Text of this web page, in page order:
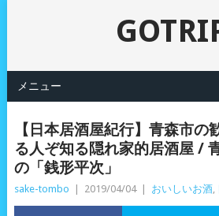
メニュー
【日本居酒屋紀行】青森市の
る人ぞ知る隠れ家的居酒屋 /
の「銭形平次」
sake-tombo 2019/04/04 おいしいお酒,